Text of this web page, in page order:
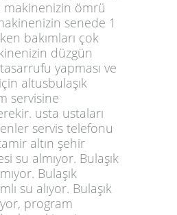
makinenizin ömrü
senede 1
bakımları çok
düzgün
tasarrufu yapması ve
altusbulaşık
servisine
usta ustaları
servis telefonu
altın şehir
su almıyor. Bulaşık
Bulaşık
su alıyor. Bulaşık
program